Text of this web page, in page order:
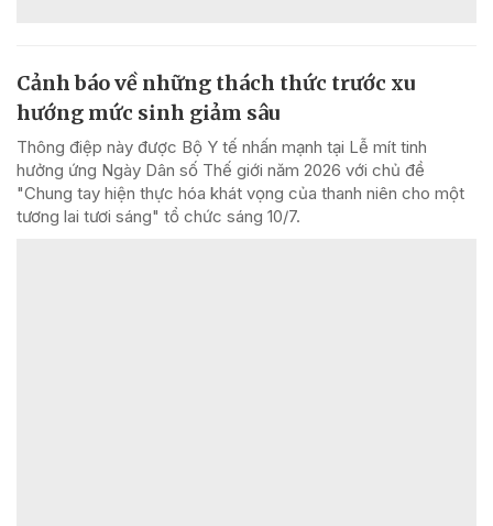
Cảnh báo về những thách thức trước xu
hướng mức sinh giảm sâu
Thông điệp này được Bộ Y tế nhấn mạnh tại Lễ mít tinh
hưởng ứng Ngày Dân số Thế giới năm 2026 với chủ đề
"Chung tay hiện thực hóa khát vọng của thanh niên cho một
tương lai tươi sáng" tổ chức sáng 10/7.